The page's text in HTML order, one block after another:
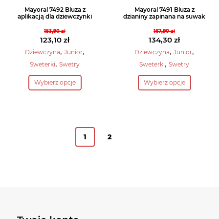
Mayoral 7492 Bluza z
aplikacją dla dziewczynki
153,90zł
Pierwotna
cena
wynosiła:
123,10 zł
Aktualna
cena
123,10 zł.
Dziewczyna, Junior,
Sweterki, Swetry
Wybierz opcje
Ten
produkt
można
Mayoral 7491 Bluza z
dzianiny zapinana na suwak
167,90zł
Pierwotna
cena
wynosiła:
134,30 zł
Aktualna
cena
134,30 zł.
Dziewczyna, Junior,
Sweterki, Swetry
Wybierz opcje
Ten
produkt
1 2